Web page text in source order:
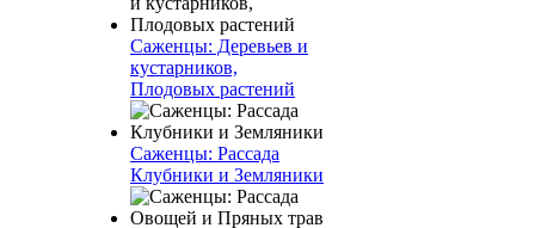
Саженцы: Деревьев и
кустарников,
Плодовых растений
Саженцы: Рассада
Клубники и Земляники